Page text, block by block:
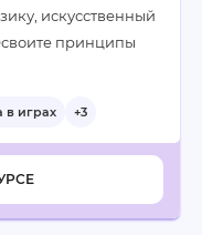
искусственный
принципы
в играх +3